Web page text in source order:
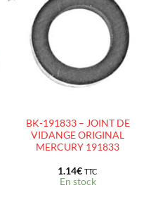
AJOUTER
À LA
LISTE
D’ENVIES
BK-191833 – JOINT DE
VIDANGE ORIGINAL
MERCURY 191833
1.14€ TTC
En stock